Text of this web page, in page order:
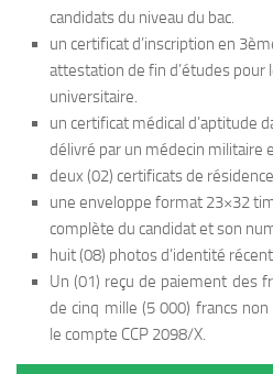
candidats du niveau du bac.
un certificat d’inscription en
attestation de fin d’études pour
universitaire.
un certificat médical d’aptitude
délivré par un médecin militaire
deux (02) certificats de
une enveloppe format 23×32
complète du candidat et son
huit (08) photos d’identité
Un (01) reçu de paiement des
de cinq mille (5 000) francs
le compte CCP 2098/X.